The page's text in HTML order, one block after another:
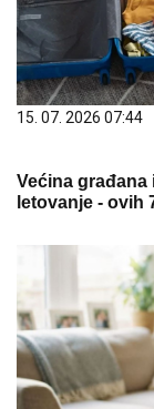
15. 07. 2026 07:44
Većina
letovanje - ovih